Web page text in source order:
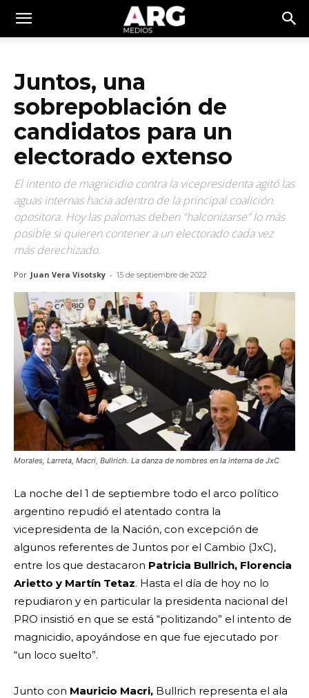
Juntos, una
sobrepoblación de
candidatos para un
electorado extenso
El intento de magnicidio contra la vicepresidenta agitó las
aguas internas hacia adentro de la principal coalición
opositora. Hoy las palomas deben “halconizarse” lo más
posible si quieren contener a un electorado cada vez
más derechizado.
Por Juan Vera Visotsky - 15 de septiembre de 2022
Morales, Larreta, Macri, Bullrich. La danza de nombres en la interna de JxC
La noche del 1 de septiembre todo el arco político
argentino repudió el atentado contra la
vicepresidenta de la Nación, con excepción de
algunos referentes de Juntos por el Cambio (JxC),
entre los que destacaron Patricia Bullrich, Florencia
Arietto y Martín Tetaz. Hasta el día de hoy no lo
repudiaron y en particular la presidenta nacional del
PRO insistió en que se está “politizando” el intento de
magnicidio, apoyándose en que fue ejecutado por
“un loco suelto”.
Junto con Mauricio Macri, Bullrich representa el ala